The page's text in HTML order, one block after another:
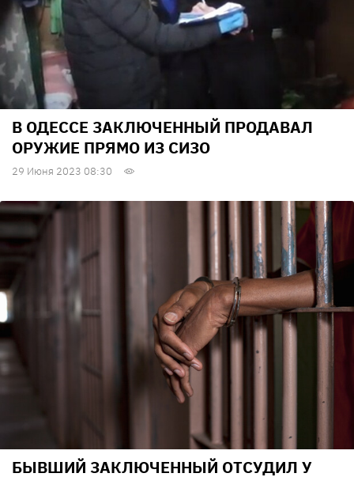
В ОДЕССЕ ЗАКЛЮЧЕННЫЙ ПРОДАВАЛ
ОРУЖИЕ ПРЯМО ИЗ СИЗО
29 Июня 2023 08:30
БЫВШИЙ ЗАКЛЮЧЕННЫЙ ОТСУДИЛ У